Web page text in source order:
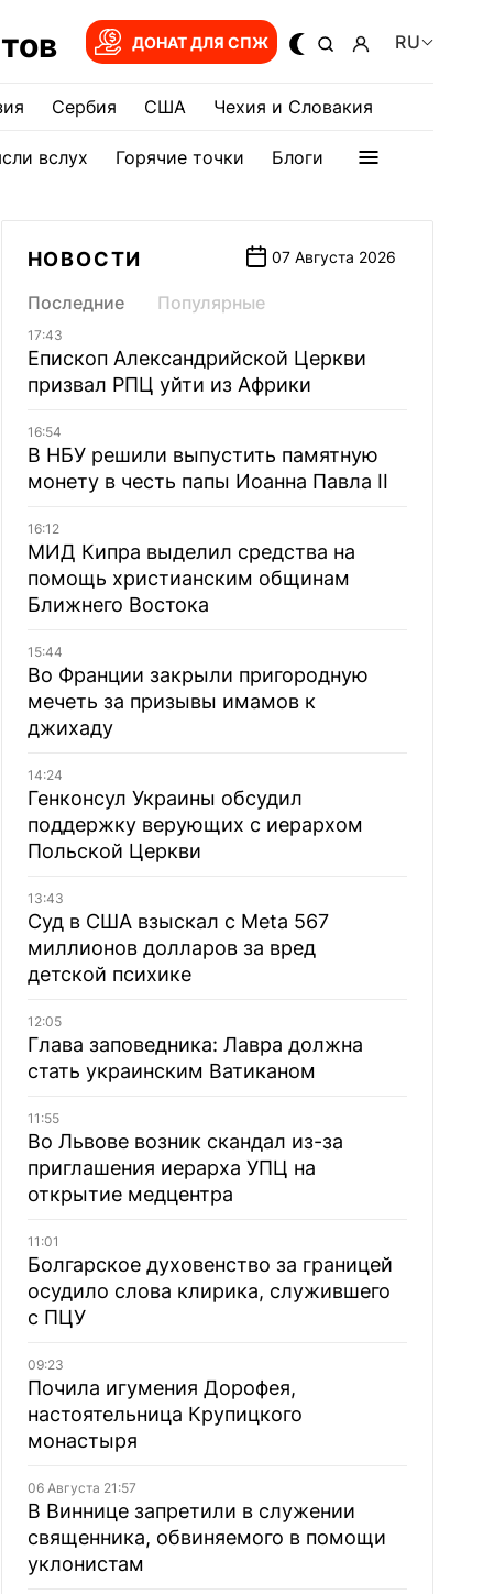
ДОНАТ ДЛЯ СПЖ RU
Сербия США Чехия и Словакия
вслух Горячие точки Блоги
НОВОСТИ 07 Августа 2026
Последние Популярные
17:43
Епископ Александрийской Церкви
призвал РПЦ уйти из Африки
16:54
В НБУ решили выпустить памятную
монету в честь папы Иоанна Павла II
16:12
МИД Кипра выделил средства на
помощь христианским общинам
Ближнего Востока
15:44
Во Франции закрыли пригородную
мечеть за призывы имамов к
джихаду
14:24
Генконсул Украины обсудил
поддержку верующих с иерархом
Польской Церкви
13:43
Суд в США взыскал с Meta 567
миллионов долларов за вред
детской психике
12:05
Глава заповедника: Лавра должна
стать украинским Ватиканом
11:55
Во Львове возник скандал из-за
приглашения иерарха УПЦ на
открытие медцентра
11:01
Болгарское духовенство за границей
осудило слова клирика, служившего
с ПЦУ
09:23
Почила игумения Дорофея,
настоятельница Крупицкого
монастыря
06 Августа 21:57
В Виннице запретили в служении
священника, обвиняемого в помощи
уклонистам